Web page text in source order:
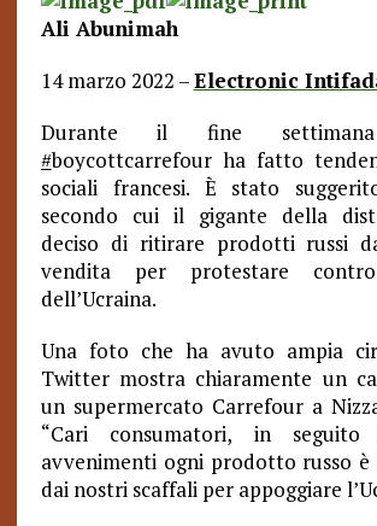
Ali Abunimah
14 marzo 2022 –Electronic
Durante il fine settimana
#boycottcarrefour ha fatto
sociali francesi. È stato
secondo cui il gigante della
deciso di ritirare prodotti russi
vendita per protestare contro
dell’Ucraina.
Una foto che ha avuto ampia
Twitter mostra chiaramente un
un supermercato Carrefour a
“Cari consumatori, in
avvenimenti ogni prodotto russo
dai nostri scaffali per appoggiare